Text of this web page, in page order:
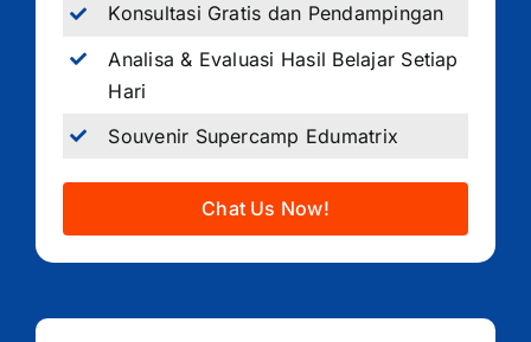
Konsultasi Gratis dan Pendampingan
Analisa & Evaluasi Hasil Belajar Setiap
Hari
Souvenir Supercamp Edumatrix
Chat Us Now!